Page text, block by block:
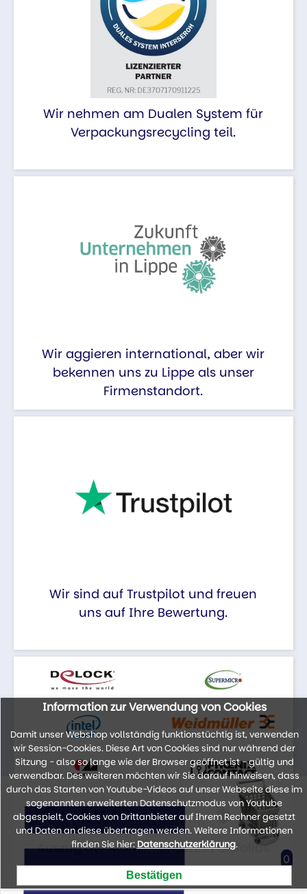
Wir nehmen am Dualen System für
Verpackungsrecycling teil.
Wir aggieren international, aber wir
bekennen uns zu Lippe als unser
Firmenstandort.
Wir sind auf Trustpilot und freuen
uns auf Ihre Bewertung.
Auszug der Marken unseres Portfolios
Information zur Verwendung von Cookies
Damit unser Webshop vollständig funktionstüchtig ist, verwenden
wir Session-Cookies. Diese Art von Cookies sind nur während der
Sitzung - also so lange wie der Browser geöffnet ist - gültig und
verwendbar. Des weiteren möchten wir Sie darauf hinweisen, dass
durch das Starten von Youtube-Videos auf unser Webseite diese im
sogenannten erweiterten Datenschutzmodus von Youtube
abgespielt, Cookies von Drittanbieter auf Ihrem Rechner gesetzt
und Daten an diese übertragen werden. Weitere Informationen
finden Sie hier: Datenschutzerklärung.
0